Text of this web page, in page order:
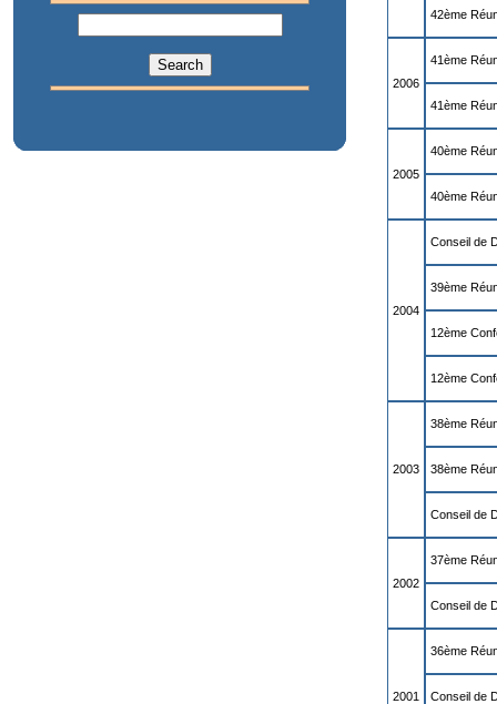
42ème
2006
41ème
41ème
2005
40ème
40ème
2004
Conseil de
39ème
12ème
12ème
2003
38ème
38ème
Conseil de
2002
37ème
Conseil de
2001
36ème
Conseil de